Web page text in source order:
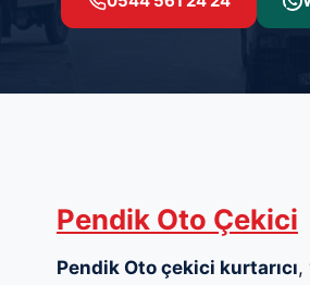
Pendik Oto Çekici
Pendik Oto çekici kurtarıcı,